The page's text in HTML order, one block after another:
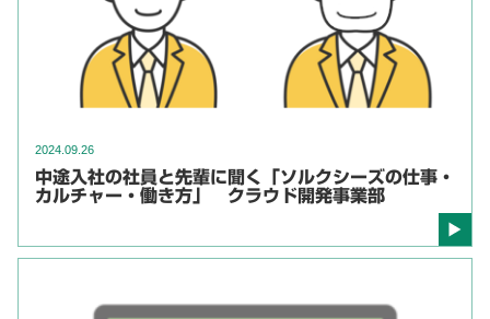
2024.09.26
中途入社の社員と先輩に聞く「ソルクシーズの仕事・
カルチャー・働き方」 クラウド開発事業部